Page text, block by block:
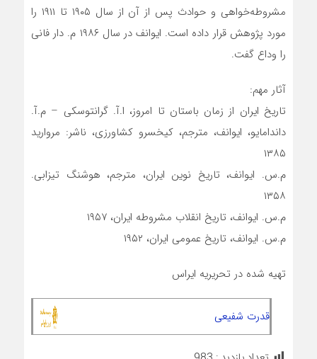
مشروطه‌خواهی و حوادث پس از آن از سال ۱۹۰۵ تا ۱۹۱۱ را
مورد پژوهش قرار داده است‌. ایوانف در سال ۱۹۸۶ م. دار فانی
را وداع گفت.
آثار مهم:
تاریخ ایران از زمان باستان تا امروز، ا.آ. گرانتوسکی – م.آ.
داندامایو، ایوانف، مترجم، کیخسرو کشاورزی، ناشر: مروارید
۱۳۸۵
م.س. ایوانف، تاریخ نوین ایران، مترجم، هوشنگ تیزابی.
۱۳۵۸
م.س. ایوانف، تاریخ انقلاب مشروطه ایران، ۱۹۵۷
م.س. ایوانف، تاریخ عمومی ایران، ۱۹۵۲
تهیه شده در تحریریه ایراس
قدرت شفیعی